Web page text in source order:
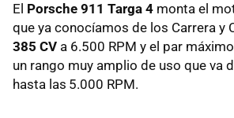
El Porsche 911 Targa 4 monta el
que ya conocíamos de los Carrera y
385 CV a 6.500 RPM y el par
un rango muy amplio de uso que va
hasta las 5.000 RPM.